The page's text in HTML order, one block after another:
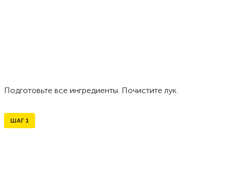
Подготовьте все ингредиенты. Почистите лук.
ШАГ 1